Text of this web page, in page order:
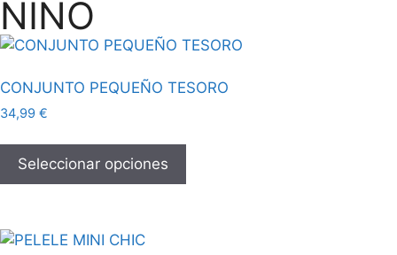
NIÑO
CONJUNTO PEQUEÑO TESORO
34,99 €
Seleccionar opciones